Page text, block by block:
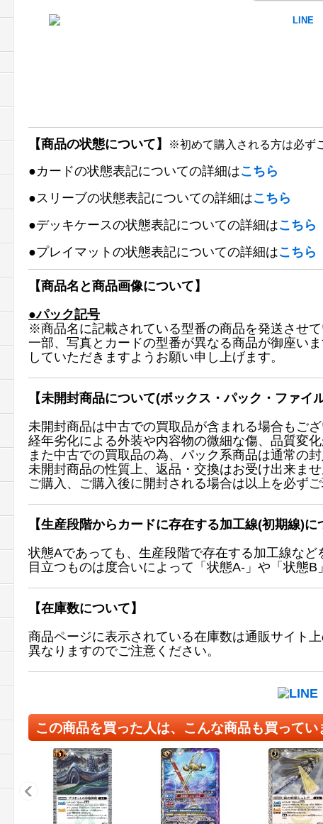
【商品の状態について】 ※初めて購入される方は必ず
●カードの状態表記についての詳細はこちら
●スリーブの状態表記についての詳細はこちら
●デッキケースの状態表記についての詳細はこちら
●プレイマットの状態表記についての詳細はこちら
【商品名と商品画像について】
●パック記号
※商品名に記載されている型番の商品を発送させて
一部、写真とカードの型番が異なる商品が御座い
していただきますようお願い申し上げます。
【未開封商品について(ボックス・パック・ファイ
未開封商品は中古での買取品が含まれる場合もござ
経年劣化による外装や内容物の微細な傷、品質変化
また中古での買取品の為、パック系商品は通常の
未開封商品の性質上、返品・交換はお受け出来ませ
ご購入、ご購入後に開封される場合は以上を必ず
【生産段階からカードに存在する加工線(初期線)に
状態Aであっても、生産段階で存在する加工線な
目立つものは度合いによって「状態A-」や「状態B
【在庫数について】
商品ページに表示されている在庫数は通販サイト
異なりますのでご注意ください。
この商品を買った人は、こんな商品も買ってい